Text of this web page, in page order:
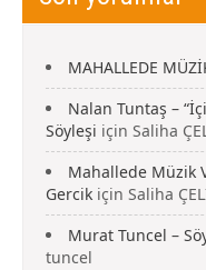
MAHALLEDE
Nalan Tuntaş –
Söyleşi için Saliha
Mahallede Müzik
Gercik için Saliha
Murat Tuncel –
tuncel